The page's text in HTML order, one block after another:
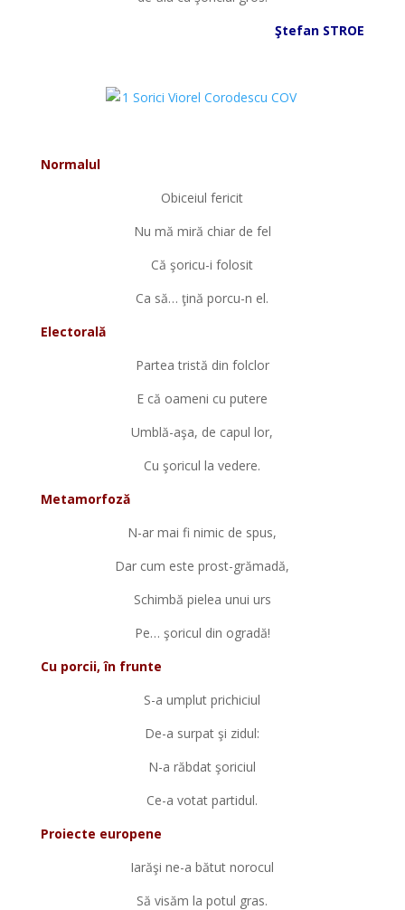
Ştefan STROE
Normalul
Obiceiul fericit
Nu mă miră chiar de fel
Că şoricu-i folosit
Ca să… ţină porcu-n el.
Electorală
Partea tristă din folclor
E că oameni cu putere
Umblă-aşa, de capul lor,
Cu şoricul la vedere.
Metamorfoză
N-ar mai fi nimic de spus,
Dar cum este prost-grămadă,
Schimbă pielea unui urs
Pe… şoricul din ogradă!
Cu porcii, în frunte
S-a umplut prichiciul
De-a surpat şi zidul:
N-a răbdat şoriciul
Ce-a votat partidul.
Proiecte europene
Iarăşi ne-a bătut norocul
Să visăm la potul gras.